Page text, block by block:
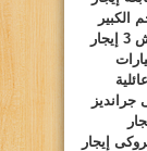
الكبير
إيجار
عائلية
جرانديز
إيجار